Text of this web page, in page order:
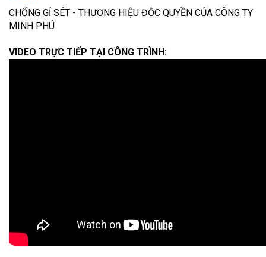
CHỐNG GỈ SÉT - THƯƠNG HIỆU ĐỘC QUYỀN CỦA CÔNG TY
MINH PHÚ
VIDEO TRỰC TIẾP TẠI CÔNG TRÌNH: